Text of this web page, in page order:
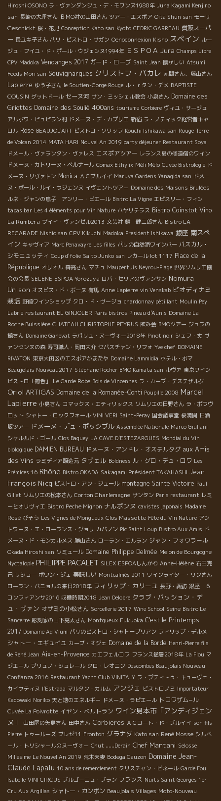
Hiroshi OSONO ラ・ヴァンダンジュ・デ・モワンヌ1988年 Jura Kagami Kenjiro
san 長崎の大坪さん ＢＭО社の山田さん ツアー・エスポア Oita Shun san モーリ
Geschickt 桜・花見 Conception Kato san Kyoto CEDRIC GARREAU 質販スーパ
ー 長ユキ子さん パリ・ビストロ・サガン Oenoconnexion Kisho スペイン ルー
ジュ・フイユ・ド・ポール・ウジェンヌ1994年 ＥＳＰＯＡ Jura Champs Libre
CPV Madoka Vendanges 2017 ガード・ローブ Saint Jean 懐かしい Atsumi
Foods Mori san Souvignargues クリストフ・パカレ 赤間さん、藤山さん
Lapierre ゆう子さん le Soutien-Gorge Rouge ル・ｒタン・デメ BAPTISTE
COUSIN グットドール セーヌ河 サン・ミッシェル教会 小泉さん Domaine des
Griottes Domaine des Soulié 400ans tourisme Corbiere ヴィユ・サージュ
アルボワ・ピュピラン村 ドメーヌ・デ・カプリエ 新宿 ラ・ノティック経営者キャ
ロル Rose BEAUJOL'ART ビストロ・ソワッフ Kouchi Ishikawa san Rouge Terre
de Volcan 2014 MATA HARI Nouvel An 2019 party déjeuner Restaurant Soya
ドメール・ヴァランタン・ヴァレス エスポアツアー レランス島の修道僧のワイン
ドメーヌ・カトリーヌ・ベルナール Comax Ethylix Méli Mélo Cuvée Bistrologie ド
メーヌ・リヴァトン Monica ＡＣブルイイ Maruya Gardens Yanagida san ドメー
ヌ・ポール・ルイ・ウジェンヌ イヴェントツアー Domaine des Maisons Brulées
ルネ・ジャンの息子 アンリー・ピエール Bistro La Vigne エピスリー・フィン
tapas bar Les 4 éléments pour Vin Nature ハヤリテラス Bistro Coinstot Vino
La Rumbera プイイ・ヴァンゼル2013 文芸社 鏡 健二郎さん Bistro LA
REGARADE Nishio san CPV Kikuchi Madoka President Ishikawa 銀座 南スペ
イン キャヴィア Marc Penavayre Les filles パリの自然派ワインバー パスカル・
シモニュッティ Coup d'folie Saito Junko san レカール lot 1117 Place de la
République オリオル 森高さん マチュ Maupertuis Neyrou-Plage 世界ソムリエ協
会の会長 SELENE ESPOA Yorozuya ロバ・セリアのヴァンサン Nomura
Unison オスピス・ド・ボーヌ 有馬 Anne Lapierre vin Venskab ビオディナミ
栽培 野崎ワインショップ クロ・ド・ヴージョ chardonnay pétillant Moulin Pey
Labrie restaurant EL GINJOLER Paris bistros Pineau d'Aunis Domaine La
Roche Buissière CHATEAU CHRISTOPHE PEYRUS 飲み会 BMOツアー ジュラの
鏡さん Domaine Ganevat ラパリュ・ヌーヴォー2018年 Pinot noir シェフ・丈 ヴ
ァンセンヌの森 寿司職人・岡田大介 セバスチャン・リフォ Yve chef DOMAINE
RIVATON 東京大田区のエスポアかまたや Domaine Lammidia ホテル・ボマ
Beaujolais Nouveau2017 Stéphane Rocher BMO Kamata san ルヴァ 東京ワイン
ビストロ「葡呑」
Le Garde Robe Bois de Vincennes ラ・カーブ・デステザルグ
Oriol ARTIGAS Domaine de la Romanée-Conti Poupille 2008 Marcel
Lapierre 小島さん コマックス・エティリックス ソムリエの日野さん ラ・ポワヴ
ロット シャトー・ロックフォール VINI VERI Saint-Peray 国会議事堂 桜満開 日酒
販ツアー ドメーヌ・デュ・ポッシブル Assemblée Nationale Marco Giuliani
シャルルド・ゴール Clos Baquey LA CAVE D’ESTEZARGUES Mondial du Vin
biologique DAMIEN BUREAU ドメーヌ・アンドレ・オステルタグ aux Amis
des Vins ラミディア醸造元 タヴェル Boldness ル・グロ・デュ・ロワ Les
Prémices 16 Rhône Bistro OKADA Sakagami Président TAKAHASHI Jean
François Nicq ビストロ・アン・ジュール montagne Sainte Victoire Paul
Gillet ソムリエの松本さん Corton Charlemagne サンタン Paris restaurant レミ
ーとオリヴィエ Bistro Peche Mignon ナルボンヌ cavistes japonais Madame
Rosé びそう Les Vignes de Mongueux Clos Massotte Fête du Vin Nature アン
トワーヌ・エ・ローランス・ジョリ カバノン Pic Saint Loup Bistro Aux Amis ド
メーヌ・ド・モンカルメス 勝山さん ローラン・エルラン ジャン・フォワラール
Okada Hiroshi san ソミュール Domaine Philippe Delmée Melon de Bourgogne
Nyctalopie PHILIPPE PACALET SILEX ESPOAしんかわ Anne-Hélène 石田克
己 リショー ポワン・ジェ 美味しい Montcalmès 2011 ワインライター・リンさん
ローラン・バニョルの来日2018年 フィリップ・カリーユ 長野・諏訪 銀座 ６
コンフィアンサ2016 収穫時期2018 Jean Delobre クラブ・パッション・デ
ュ・ヴァン オザミの小松さん Sorcellerie 2017 Wine School Seine Bistro Le
Sancerre 彫刻家の山下亮太さん Montgueux Fukuoka C'est le Printemps
2017 Domaine Ad Vium パリのビストロ・シャトーブリアン フィリップ・デルメ
シャトー・エギュイユ カーブ・オジェ Domaine de la Borde Henri-Pierre fils
de René Jean Aix-en-Provence カエフェルコフ フランス猛暑2018年 La Flou マ
ジエール ブリュノ・シュレール クロ・レオニン Descombes Beaujolais Nouveau
Confianza 2016 Restaurant Yacht Club VINITALY ラ・プティトゥ・キューヴェ・
カイウティヌ l'Estrada マルタン・カルム アンジェ ビストロノミ Importateur
Kadowaki Noriko 天と地のエネルギー ドメーヌ・ラピエール トロワザム−ル
Cuvée La Poivrotte イヤン・ベルトラン ワイン見本市「アンディジェン
ヌ」
山田屋の矢島さん 田中さん Corbieres ＡＣコート・ド・ブルイイ son fils
Pierre トゥールーズ ブレゼ11 Fronton グラナダ Kato san René Mosse シルベ
ール・トリシャールのヌーヴォー Chut ......Derain Chef Mantani Selosse
Millesime Le Nouvel An 2019 荒木夫妻 Bodega Cauzon Domaine Jean-
Claude Lapalu 10 ans de remerciement クリスチャン・ビネール Garde Fou
Isabelle VINI CIRCUS ブルゴーニュ・ブラン フランス Nuits Saint Georges 1er
Cru Aux Argillas シャトー・カンボン Beaujolais Villages Moto-Nouveau